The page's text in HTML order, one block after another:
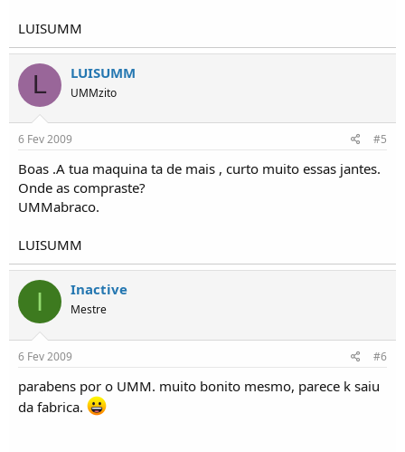
LUISUMM
L LUISUMM
UMMzito
6 Fev 2009 #5
Boas .A tua maquina ta de mais , curto muito essas jantes.
Onde as compraste?
UMMabraco.
LUISUMM
I Inactive
Mestre
6 Fev 2009 #6
parabens por o UMM. muito bonito mesmo, parece k saiu
da fabrica.